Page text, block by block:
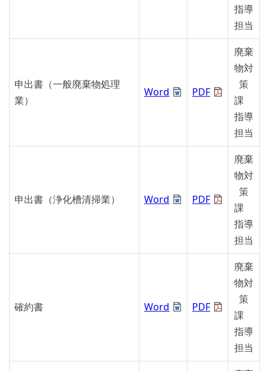
指導
担当
申出書（一般廃棄物処理
業）
Word PDF
廃棄
物対
策
課
指導
担当
申出書（浄化槽清掃業） Word PDF
廃棄
物対
策
課
指導
担当
確約書 Word PDF
廃棄
物対
策
課
指導
担当